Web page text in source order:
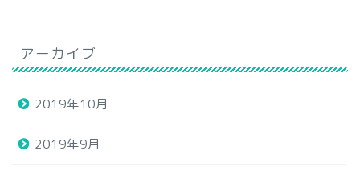
アーカイブ
2019年10月
2019年9月